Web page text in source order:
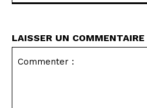
LAISSER UN COMMENTAIRE